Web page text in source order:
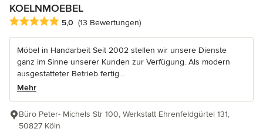
KOELNMOEBEL
Durchschnittliche Bewertung: 5 von 5 Sternen
5,0 (13 Bewertungen)
Möbel in Handarbeit Seit 2002 stellen wir unsere Dienste
ganz im Sinne unserer Kunden zur Verfügung. Als modern
ausgestatteter Betrieb fertig...
Mehr
Büro Peter- Michels Str 100, Werkstatt Ehrenfeldgürtel 131,
50827 Köln